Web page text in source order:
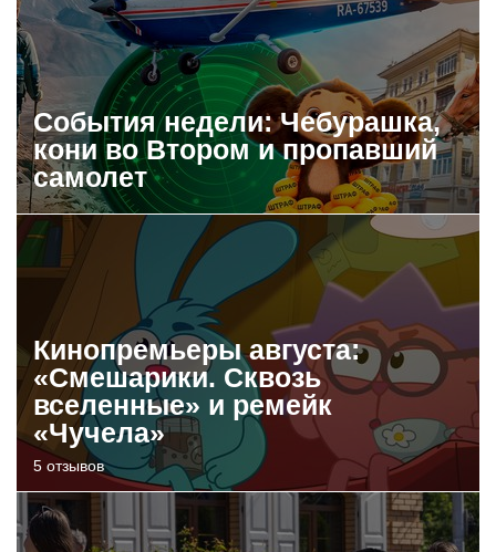
События недели: Чебурашка,
кони во Втором и пропавший
самолет
Кинопремьеры августа:
«Смешарики. Сквозь
вселенные» и ремейк
«Чучела»
5 отзывов